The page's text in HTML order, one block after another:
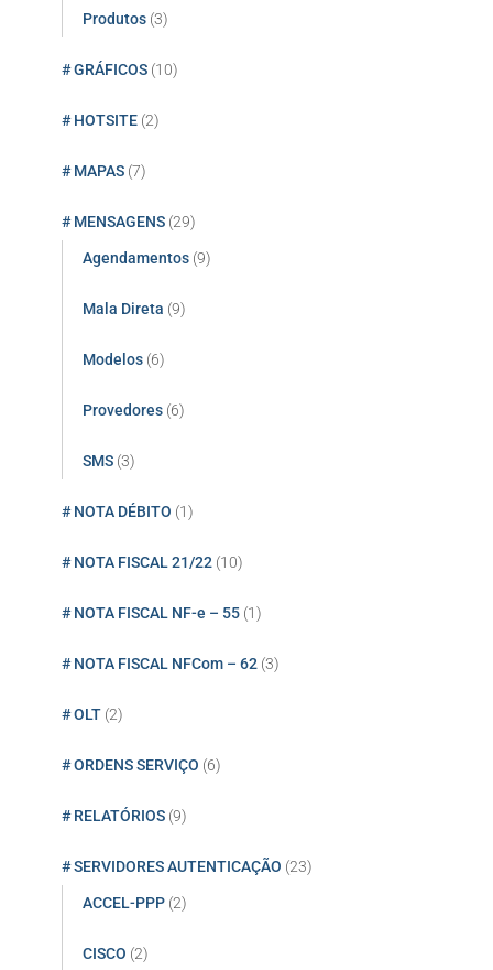
Produtos (3)
# GRÁFICOS (10)
# HOTSITE (2)
# MAPAS (7)
# MENSAGENS (29)
Agendamentos (9)
Mala Direta (9)
Modelos (6)
Provedores (6)
SMS (3)
# NOTA DÉBITO (1)
# NOTA FISCAL 21/22 (10)
# NOTA FISCAL NF-e – 55 (1)
# NOTA FISCAL NFCom – 62 (3)
# OLT (2)
# ORDENS SERVIÇO (6)
# RELATÓRIOS (9)
# SERVIDORES AUTENTICAÇÃO (23)
ACCEL-PPP (2)
CISCO (2)